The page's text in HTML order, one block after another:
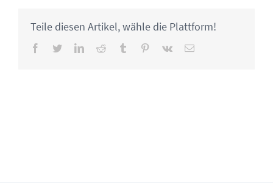
Teile diesen Artikel, wähle die Plattform!
Facebook
TwitterLinkedInReddit Tumblr Pinterest
Vk Email